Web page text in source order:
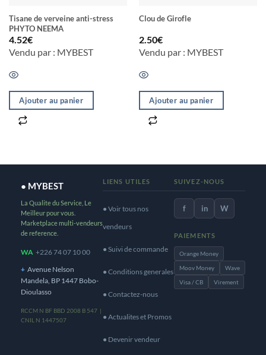
Tisane de verveine anti-stress
PHYTO NEEMA
4.52€
Vendu par : MYBEST
Ajouter au panier
Clou de Girofle
2.50€
Vendu par : MYBEST
Ajouter au panier
● MYBEST
La Qualite du Service, Le
Meilleur pour vous.
Marketplace multi-vendeurs
de reference.
WA +226 74 07 10 00
+ Avenue Nelson
Mandela, BP 1447 Bobo-
Dioulasso
RCCM N BF BBD 2008 B 547 |
CNIL N 1447507
LIENS UTILES
● Voir tous nos
vendeurs
● Suivi de commande
● Conditions generales
● Contactez-nous
● Actualites et Promos
● Devenir vendeur
SUIVEZ-NOUS
f in W
PAIEMENTS
Orange Money
Moov Money
Wave
Visa / CB
Virement